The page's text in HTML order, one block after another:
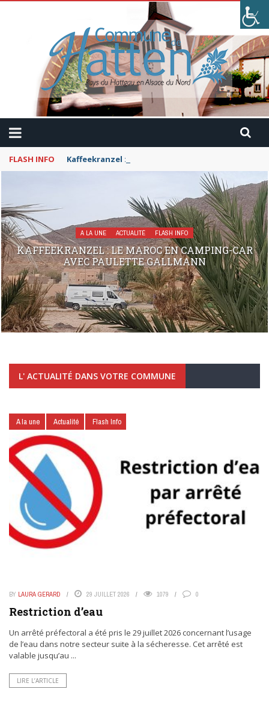
FLASH INFO Kaffeekranzel : Le Maroc en camping-car avec
A LA UNE ACTUALITÉ FLASH INFO
KAFFEEKRANZEL : LE MAROC EN CAMPING-CAR
AVEC PAULETTE GALLMANN
L' ACTUALITÉ DANS VOTRE COMMUNE
A la une Actualité Flash Info
BY LAURA GERARD 29 JUILLET 2026 1079 0
Restriction d’eau
Un arrêté préfectoral a été pris le 29 juillet 2026 concernant l’usage
de l’eau dans notre secteur suite à la sécheresse. Cet arrêté est
valable jusqu’au ...
LIRE L’ARTICLE